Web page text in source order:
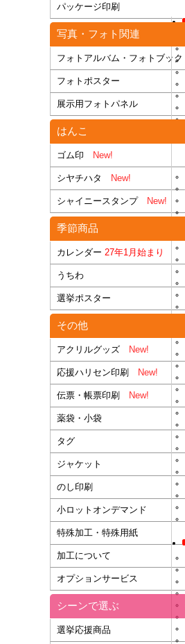
パッケージ印刷
写真・フォト関連
フォトアルバム・フォトブック
フォトポスター
展示用フォトパネル
はんこ
ゴム印 New!
シヤチハタ New!
シャイニースタンプNew!
季節商品
カレンダー 27年1月始まり
うちわ
選挙ポスター
その他
アクリルグッズ New!
応援ハリセン印刷 New!
伝票・帳票印刷 New!
薬袋・小袋
タグ
ジャケット
のし印刷
小ロットオンデマンド
特殊加工・特殊用紙
加工について
オプションサービス
シーンで選ぶ
選挙応援商品